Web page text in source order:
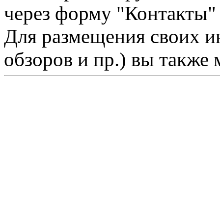
через форму "Контакты"
Для размещения своих
обзоров и пр.) вы также